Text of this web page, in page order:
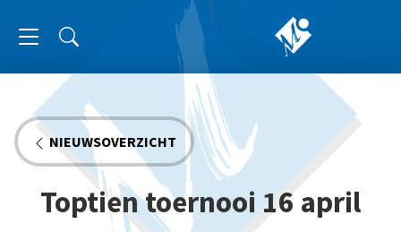
NIEUWSOVERZICHT
Toptien toernooi 16 april